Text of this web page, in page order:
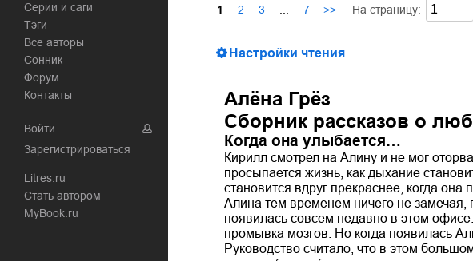
Серии и саги
Тэги
Все авторы
Сонник
Форум
Контакты
Войти
Зарегистрироваться
Litres.ru
Стать автором
MyBook.ru
1 2 3 ... 7 >> На страницу:
Настройки чтения
Алёна Грёз
Сборник рассказов о
Когда она улыбается…
Кирилл смотрел на Алину и не мог
просыпается жизнь, как дыхание
становится вдруг прекраснее, когда она
Алина тем временем ничего не замечая,
появилась совсем недавно в этом
промывка мозгов. Но когда появилась
Руководство считало, что в этом